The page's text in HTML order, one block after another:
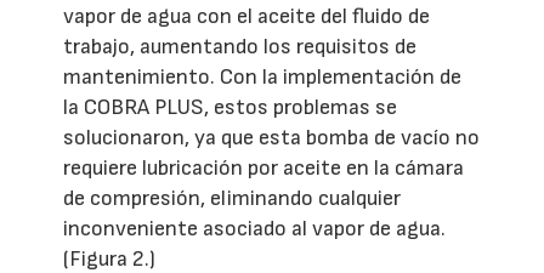
vapor de agua con el aceite del fluido de
trabajo, aumentando los requisitos de
mantenimiento. Con la implementación de
la COBRA PLUS, estos problemas se
solucionaron, ya que esta bomba de vacío no
requiere lubricación por aceite en la cámara
de compresión, eliminando cualquier
inconveniente asociado al vapor de agua.
(Figura 2.)